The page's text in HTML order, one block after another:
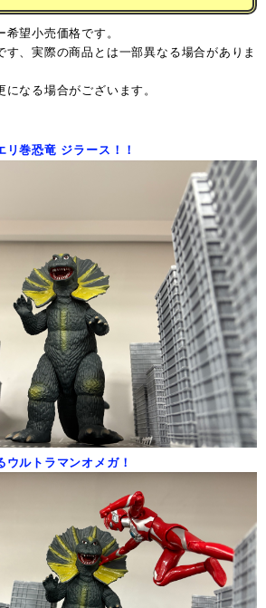
望小売価格です。
、実際の商品とは一部異なる場合がありま
なる場合がございます。
巻恐竜 ジラース！！
ルトラマンオメガ！